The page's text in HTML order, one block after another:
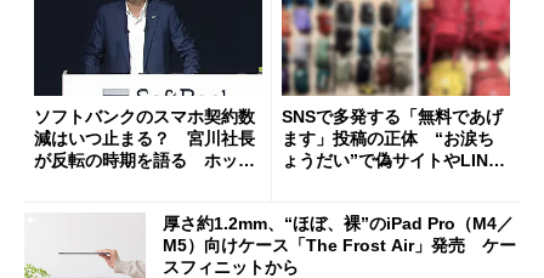
ソフトバンクのスマホ契約数
減はいつ止まる？ 宮川社長
が反転の時期を語る ホッピ
SNSで多発する「無料であげ
ます」投稿の正体 “お涙ち
ょうだい”で偽サイトやLINE
厚さ約1.2mm、“ほぼ、裸”のiPad Pro（M4／
M5）向けケース「The Frost Air」発売 ケー
スフィニットから